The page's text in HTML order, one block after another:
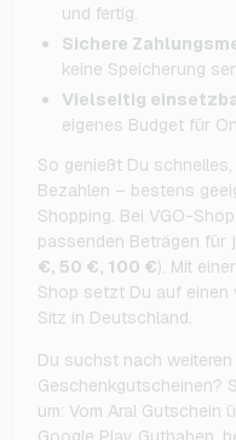
und fertig.
Sichere
keine Speicherung
Vielseitig
eigenes Budget für
So genießt Du
Bezahlen – bestens
Shopping. Bei VGO-
passenden Beträgen für
€, 50 €, 100 €). Mit
Shop setzt Du auf einen
Sitz in Deutschland.
Du suchst nach
Geschenkgutscheinen?
um: Vom Aral Gutschein